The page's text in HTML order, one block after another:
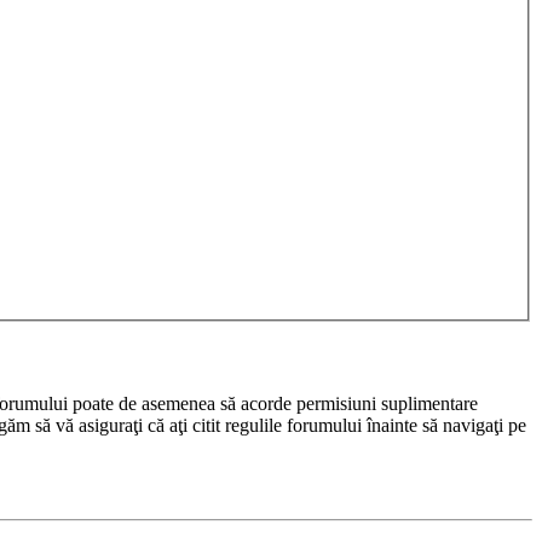
poate de asemenea să acorde permisiuni suplimentare
să vă asiguraţi că aţi citit regulile forumului înainte să navigaţi pe